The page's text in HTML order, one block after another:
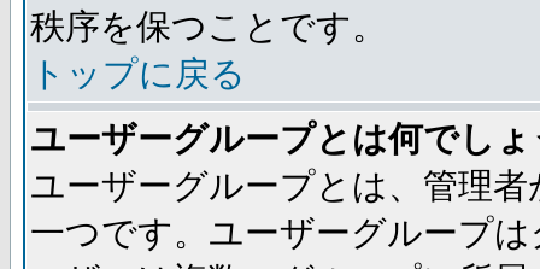
秩序を保つことです。
トップに戻る
ユーザーグループとは何でし
ユーザーグループとは、管理
一つです。ユーザーグループ